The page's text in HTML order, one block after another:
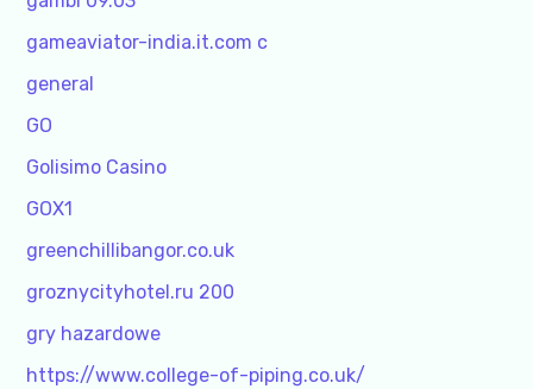
gameaviator-india.it.com c
general
GO
Golisimo Casino
GOX1
greenchillibangor.co.uk
groznycityhotel.ru 200
gry hazardowe
https://www.college-of-piping.co.uk/